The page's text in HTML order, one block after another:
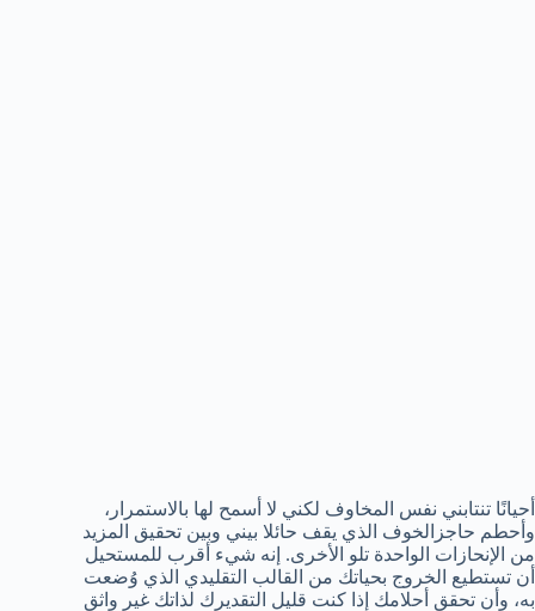
أحيانًا تنتابني نفس المخاوف لكني لا أسمح لها بالاستمرار،
وأحطم حاجزالخوف الذي يقف حائلا بيني وبين تحقيق المزيد
من الإنحازات الواحدة تلو الأخرى. إنه شيء أقرب للمستحيل
أن تستطيع الخروج بحياتك من القالب التقليدي الذي وُضعت
به، وأن تحقق أحلامك إذا كنت قليل التقديرك لذاتك غير واثق